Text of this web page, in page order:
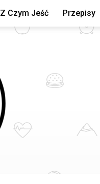
Z Czym Jeść Przepisy